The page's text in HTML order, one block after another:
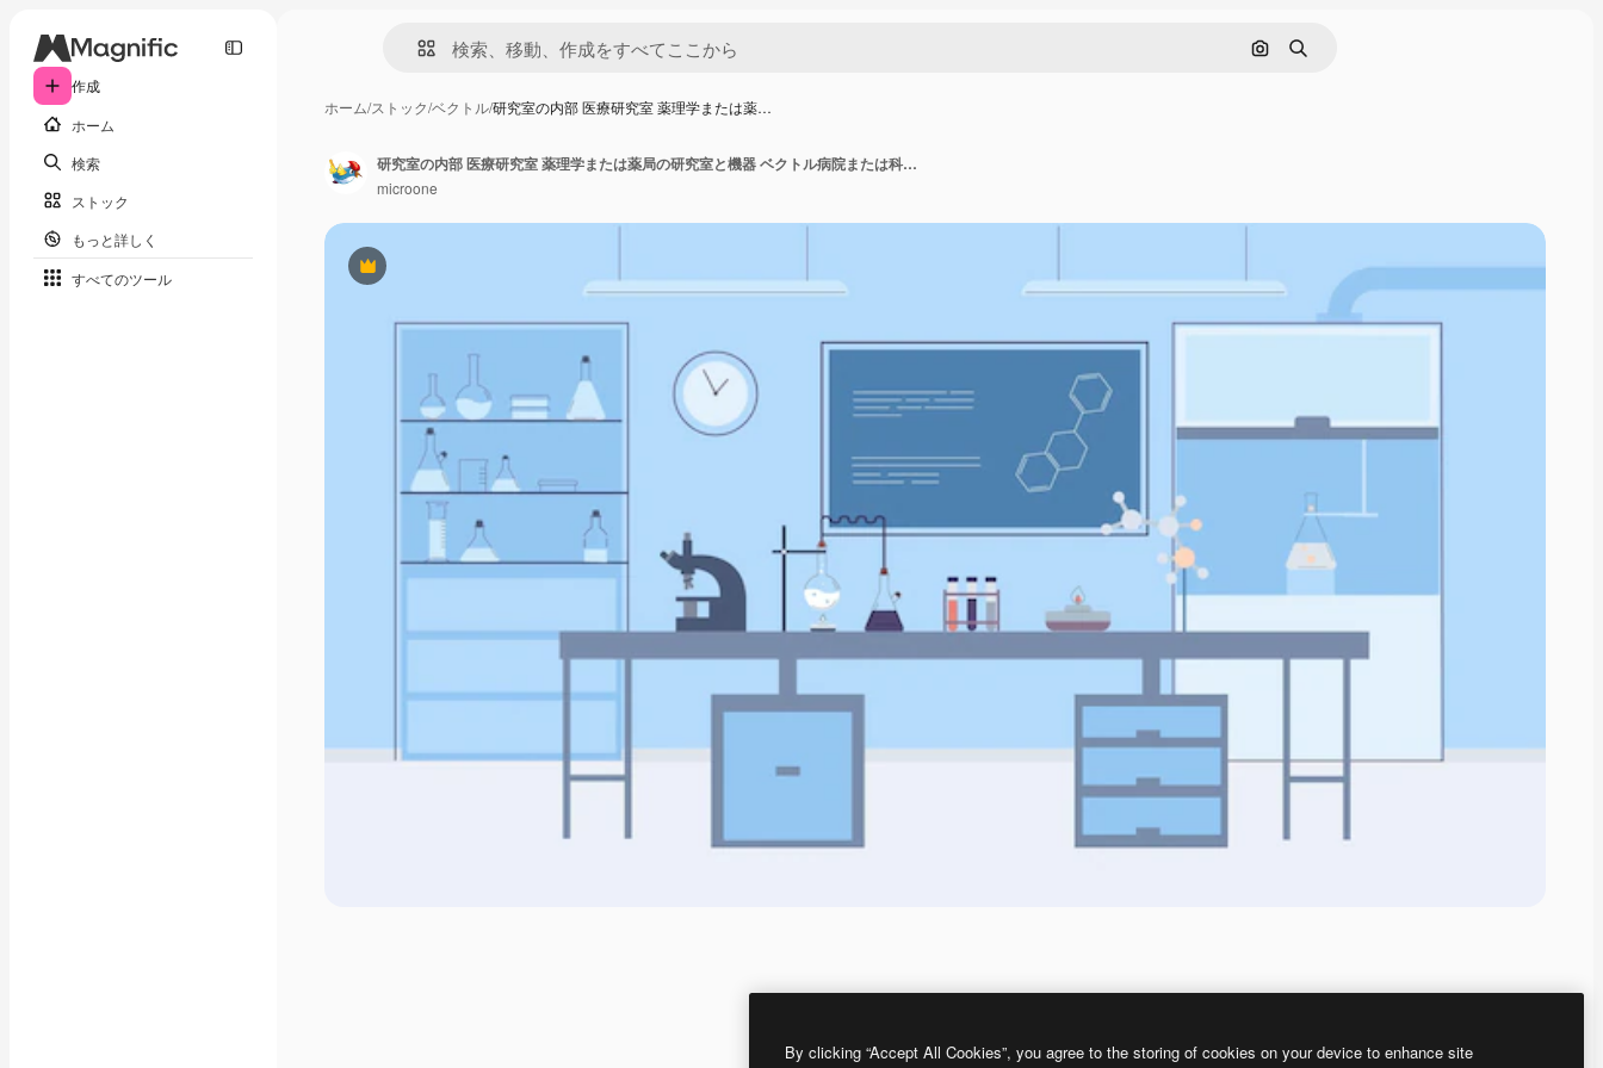
作成
ホーム
検索
ストック
もっと詳しく
すべてのツール
画像で検索
検索
ホーム/ストック/ベクトル/研究室の内部 医療研究室 薬理学または薬…
Premium
研究室の内部 医療研究室 薬理学または薬局の研究室と機器 ベクトル病院または科学大学の室内イラスト
microone
By clicking “Accept All Cookies”, you agree to the storing of cookies on your device to enhance site